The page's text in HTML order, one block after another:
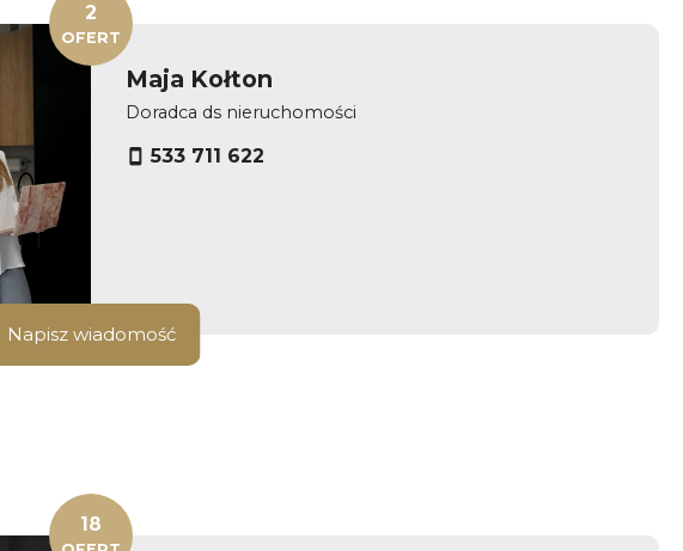
Maja Kołton
Doradca ds nieruchomości
533 711 622
2
OFERT
Napisz wiadomość
18